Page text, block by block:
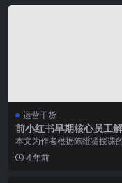
运营干货
前小红书早期核心员工
容运营问题
本文为作者根据陈维贤授课
答疑笔记整理而成： 1.基于
抛开企业，如果是...
4 年前